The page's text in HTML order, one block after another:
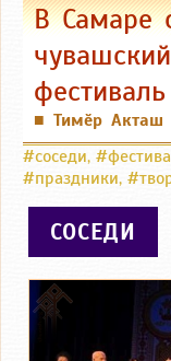
В Самаре
фестиваль
■ Тимӗр Акташ
#соседи,
#праздники,
СОСЕДИ